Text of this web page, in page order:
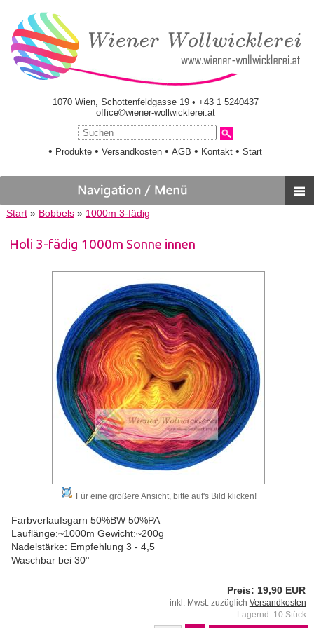
1070 Wien, Schottenfeldgasse 19 • +43 1 5240437
office©wiener-wollwicklerei.at
• Produkte •Versandkosten •AGB • Kontakt •Start
Start» Bobbels» 1000m 3-fädig
Holi 3-fädig 1000m Sonne innen
Für eine größere Ansicht, bitte auf's Bild klicken!
Farbverlaufsgarn 50%BW 50%PA
Lauflänge:~1000m Gewicht:~200g
Nadelstärke: Empfehlung 3 - 4,5
Waschbar bei 30°
Preis: 19,90 EUR
inkl. Mwst. zuzüglich Versandkosten
Lagernd: 10 Stück